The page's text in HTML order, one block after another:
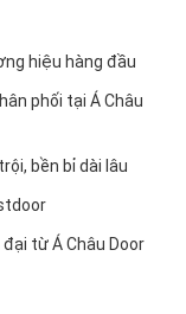
hiệu hàng đầu
phối tại Á Châu
bền bỉ dài lâu
từ Á Châu Door